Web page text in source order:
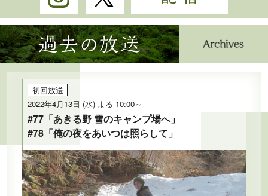
イベント ショッピング
公式SNS プレゼント
ご意見・ご感想 会社情報
過去の放送
初回放送
2022年4月13日 (水) よる 10:00～
#77「あきる野 雪のキャンプ場へ」
#78「俺の夜をあいつは照らして」